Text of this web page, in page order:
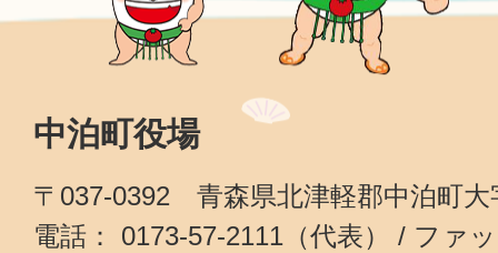
中泊町役場
〒037-0392 青森県北津軽郡中泊町大
電話： 0173-57-2111（代表） / ファ